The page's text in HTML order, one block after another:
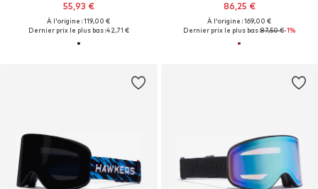
55,93 €
À l'origine : 119,00 €
Dernier prix le plus bas :42,71 €
86,25 €
À l'origine : 169,00 €
Dernier prix le plus bas :87,50 €-1%